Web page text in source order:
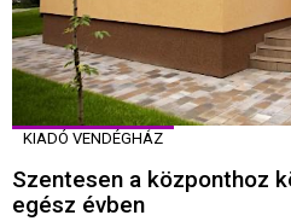
KIADÓ VENDÉGHÁZ
Szentesen a központhoz
egész évben